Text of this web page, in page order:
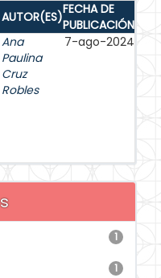
AUTOR(ES)FECHA DE
PUBLICACIÓN
Ana
Paulina
Cruz
Robles
7-ago-2024
1
1